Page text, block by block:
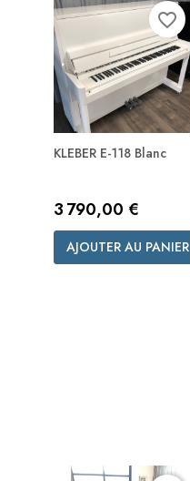
KLEBER E-118 Blanc
Prix
3 790,00 €
AJOUTER AU PANIER
favorite_border